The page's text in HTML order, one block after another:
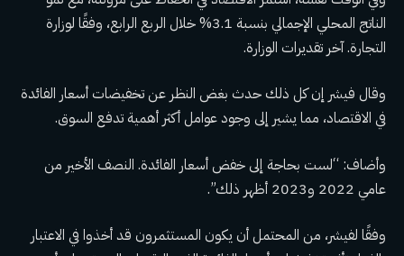
الناتج المحلي الإجمالي بنسبة 3.1% خلال الربع الرابع، وفقًا لوزارة
التجارة. آخر تقديرات الوزارة.
وقال فيشر إن كل ذلك حدث بغض النظر عن تخفيضات أسعار الفائدة
في الاقتصاد، مما يشير إلى وجود عوامل أكثر أهمية تدفع السوق.
وأضاف: “لست بحاجة إلى خفض أسعار الفائدة. النصف الأخير من
عامي 2022 و2023 أظهر ذلك”.
وفقًا لفيشر، من المحتمل أن يكون المستثمرون قد أخذوا في الاعتبار